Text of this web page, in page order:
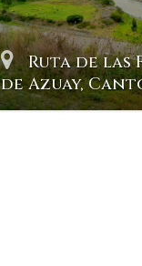
Ruta de las
de Azuay,